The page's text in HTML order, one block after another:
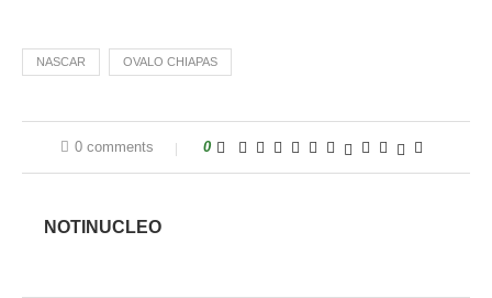
NASCAR OVALO CHIAPAS
0 comments 0
NOTINUCLEO